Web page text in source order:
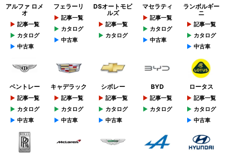
アルファ ロメ
オ
記事一覧
カタログ
中古車
フェラーリ
記事一覧
カタログ
中古車
DSオートモビ
ルズ
記事一覧
カタログ
マセラティ
記事一覧
カタログ
中古車
ランボルギー
ニ
記事一覧
カタログ
中古車
ベントレー
記事一覧
カタログ
中古車
キャデラック
記事一覧
カタログ
中古車
シボレー
記事一覧
カタログ
中古車
BYD
記事一覧
カタログ
ロータス
記事一覧
カタログ
中古車